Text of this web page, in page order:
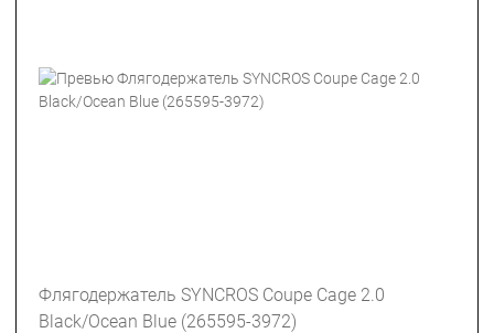
Флягодержатель SYNCROS Coupe Cage 2.0
Black/Ocean Blue (265595-3972)